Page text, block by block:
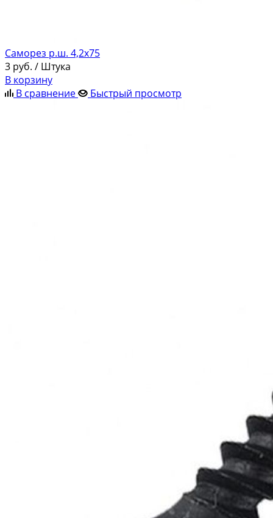
Саморез р.ш. 4,2х75
3 руб. / Штука
В корзину
В сравнение
Быстрый просмотр